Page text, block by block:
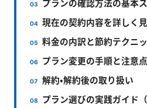
プランの確認方法の基本
現在の契約内容を詳しく
料金の内訳と節約テクニ
プラン変更の手順と注意点
解約・解約後の取り扱い
プラン選びの実践ガイド（